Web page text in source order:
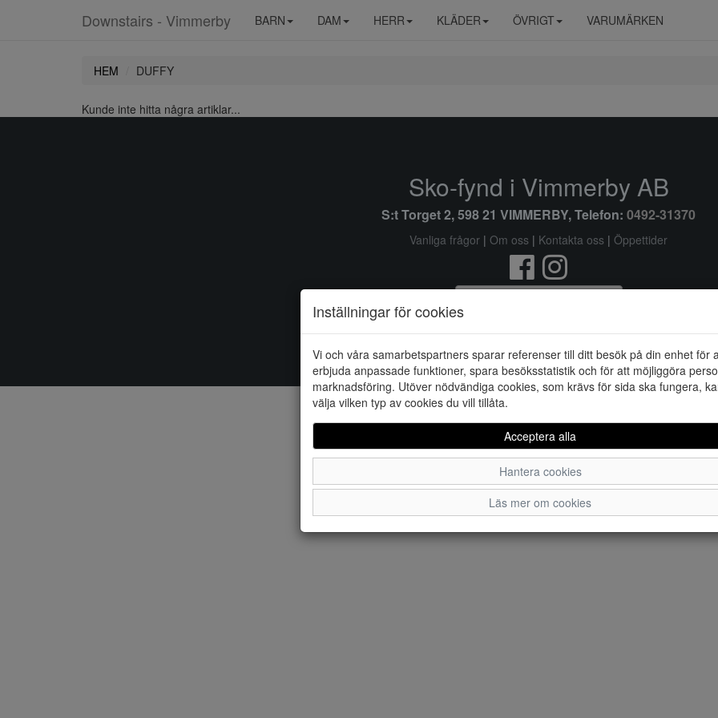
Downstairs - Vimmerby BARN DAM HERR KLÄDER ÖVRIGT VARUMÄRKEN
HEM DUFFY
Kunde inte hitta några artiklar...
Inställningar för cookies
Vi och våra samarbetspartners sparar referenser till ditt besök på din enhet för
erbjuda anpassade funktioner, spara besöksstatistik och för att möjliggöra
marknadsföring. Utöver nödvändiga cookies, som krävs för sida ska fungera,
välja vilken typ av cookies du vill tillåta.
Acceptera alla
Hantera cookies
Läs mer om cookies
Sko-fynd i Vimmerby AB
S:t Torget 2, 598 21 VIMMERBY, Telefon: 0492-31370
Vanliga frågor | Om oss | Kontakta oss | Öppettider
© Sko-fynd i Vimmerby AB 2026 i samarbete medFlexicon